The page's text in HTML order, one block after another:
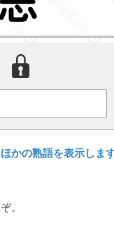
かの熟語を表示しま
。